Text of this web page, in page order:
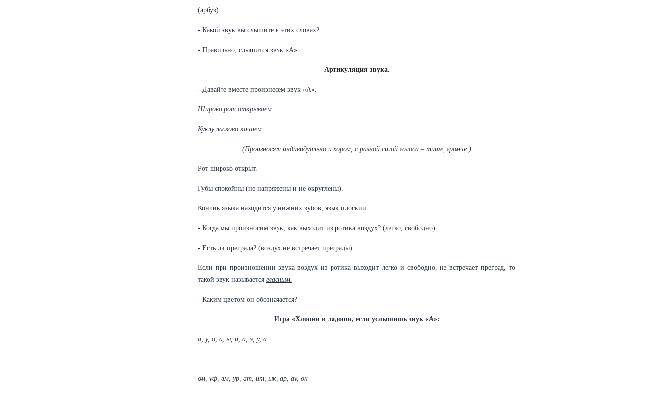
(арбуз)
- Какой звук вы слышите в этих словах?
- Правильно, слышится звук «А».
Артикуляция звука.
- Давайте вместе произнесем звук «А».
Широко рот открываем
Куклу ласково качаем.
(Произносят индивидуально и хором, с разной силой голоса – тише, громче.)
Рот широко открыт.
Губы спокойны (не напряжены и не округлены).
Кончик языка находится у нижних зубов, язык плоский.
- Когда мы произносим звук, как выходит из ротика воздух? (легко, свободно)
- Есть ли преграда? (воздух не встречает преграды)
Если при произношении звука воздух из ротика выходит легко и свободно, не встречает преград, то
такой звук называется гласным.
- Каким цветом он обозначается?
Игра «Хлопни в ладоши, если услышишь звук «А»:
а, у, о, а, ы, и, а, э, у, а.
ом, уф, ам, ур, ат, ит, ык, ар, ау, ок